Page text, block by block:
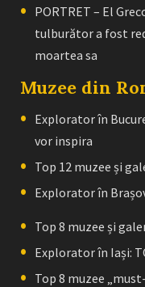
PORTRET – El
tulburător a fost
moartea sa
Muzee din
Explorator în
vor inspira
Top 12 muzee și
Explorator în
Top 8 muzee și
Explorator în Iași:
Top 8 muzee